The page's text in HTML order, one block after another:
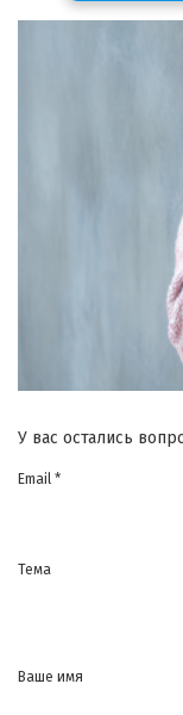
У вас остались
Email *
Тема
Ваше имя